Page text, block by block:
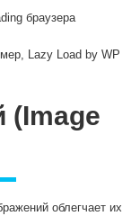
браузера
Lazy Load by WP
(Image
облегчает их